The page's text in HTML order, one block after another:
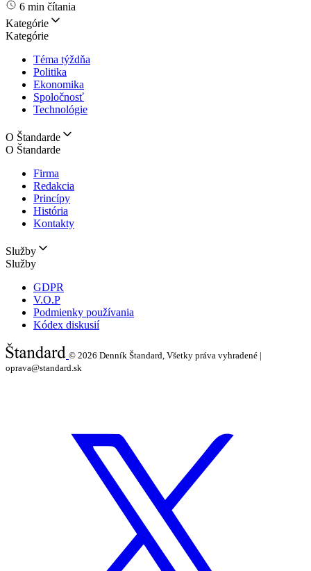
6 min čítania
Kategórie
Kategórie
Téma týždňa
Politika
Ekonomika
Spoločnosť
Technológie
O Štandarde
O Štandarde
Firma
Redakcia
Princípy
História
Kontakty
Služby
Služby
GDPR
V.O.P
Podmienky používania
Kódex diskusií
© 2026 Denník Štandard, Všetky práva vyhradené |
oprava@standard.sk